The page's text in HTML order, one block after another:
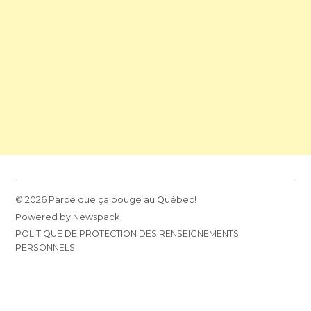
© 2026 Parce que ça bouge au Québec!
Powered by Newspack
POLITIQUE DE PROTECTION DES RENSEIGNEMENTS
PERSONNELS